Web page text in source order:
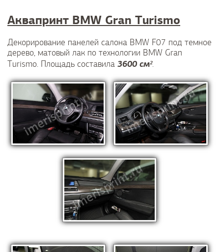
Аквапринт BMW Gran Turismo
Декорирование панелей салона BMW F07 под темное
дерево, матовый лак по технологии BMW Gran
Turismo. Площадь составила 3600 см².